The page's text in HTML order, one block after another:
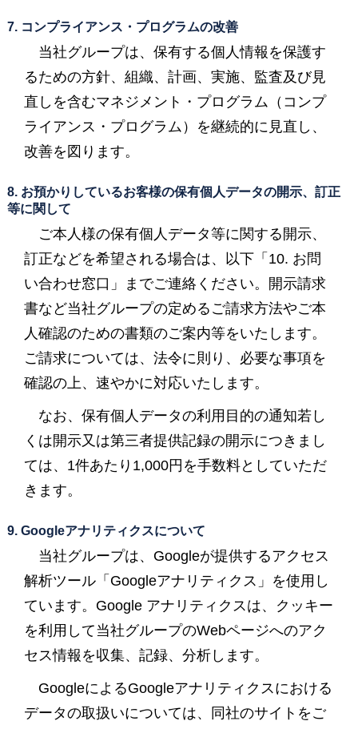
7. コンプライアンス・プログラムの改善
当社グループは、保有する個人情報を保護す
るための方針、組織、計画、実施、監査及び見
直しを含むマネジメント・プログラム（コンプ
ライアンス・プログラム）を継続的に見直し、
改善を図ります。
8. お預かりしているお客様の保有個人データの開示、訂正
等に関して
ご本人様の保有個人データ等に関する開示、
訂正などを希望される場合は、以下「10. お問
い合わせ窓口」までご連絡ください。開示請求
書など当社グループの定めるご請求方法やご本
人確認のための書類のご案内等をいたします。
ご請求については、法令に則り、必要な事項を
確認の上、速やかに対応いたします。
なお、保有個人データの利用目的の通知若し
くは開示又は第三者提供記録の開示につきまし
ては、1件あたり1,000円を手数料としていただ
きます。
9. Googleアナリティクスについて
当社グループは、Googleが提供するアクセス
解析ツール「Googleアナリティクス」を使用し
ています。Google アナリティクスは、クッキー
を利用して当社グループのWebページへのアク
セス情報を収集、記録、分析します。
GoogleによるGoogleアナリティクスにおける
データの取扱いについては、同社のサイトをご